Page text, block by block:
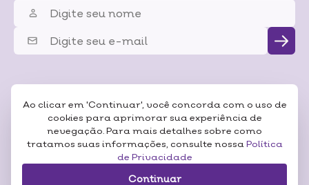
Ao clicar em 'Continuar', você concorda com o uso de
cookies para aprimorar sua experiência de
nevegação. Para mais detalhes sobre como
tratamos suas informações, consulte nossa Política
de Privacidade
Continuar